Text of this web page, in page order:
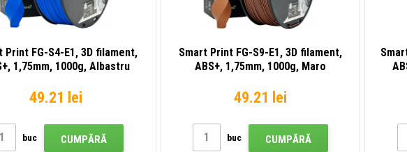
Print FG-S4-E1, 3D filament,
1,75mm, 1000g, Albastru
49.21 lei
buc CUMPĂRĂ
Smart Print FG-S9-E1, 3D filament,
ABS+, 1,75mm, 1000g, Maro
49.21 lei
buc CUMPĂRĂ